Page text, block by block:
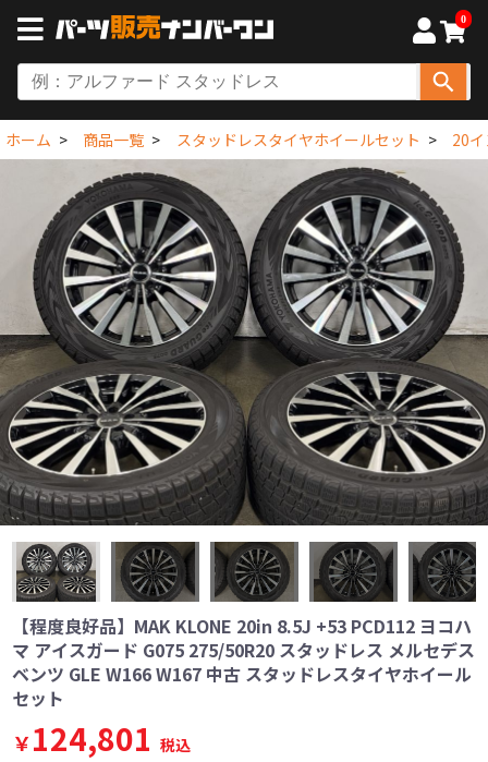
0
ホーム 商品一覧 スタッドレスタイヤホイールセット 20
【程度良好品】MAK KLONE 20in 8.5J +53 PCD112 ヨコハ
マ アイスガード G075 275/50R20 スタッドレス メルセデス
ベンツ GLE W166 W167 中古 スタッドレスタイヤホイール
セット
￥124,801 税込